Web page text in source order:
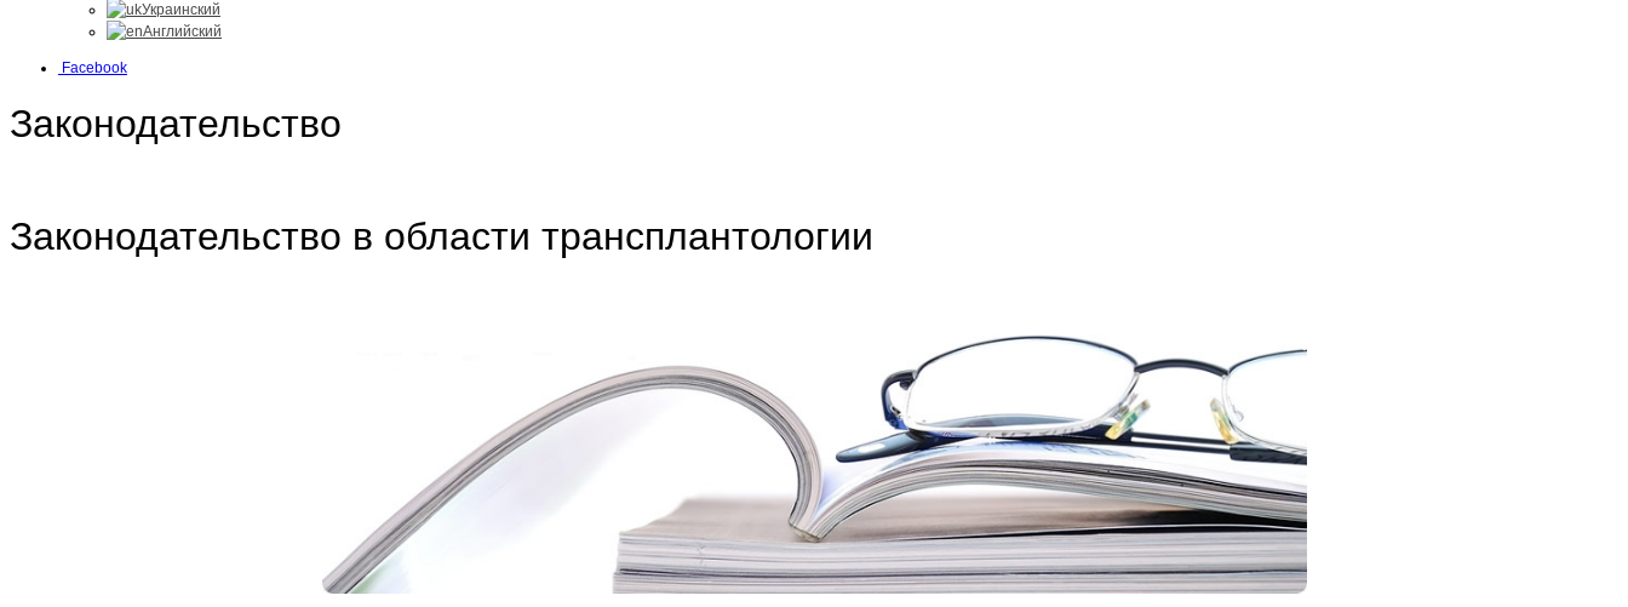
Украинский
Английский
Facebook
Законодательство
Законодательство в области трансплантологии